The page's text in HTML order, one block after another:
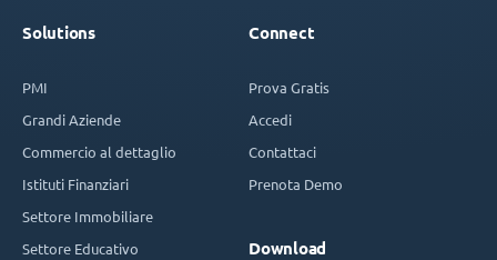
Solutions
PMI
Grandi Aziende
Commercio al dettaglio
Istituti Finanziari
Settore Immobiliare
Settore Educativo
Connect
Prova Gratis
Accedi
Contattaci
Prenota Demo
Download